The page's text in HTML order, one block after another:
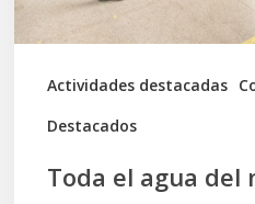
Actividades destacadas
Destacados
se
graba
Toda el agua del